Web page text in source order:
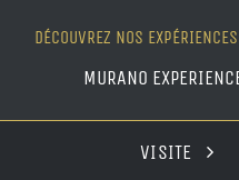
DÉCOUVREZ NOS
MURANO
VISITE